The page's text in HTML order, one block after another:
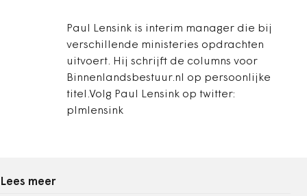
Paul Lensink is interim manager die bij
verschillende ministeries opdrachten
uitvoert. Hij schrijft de columns voor
Binnenlandsbestuur.nl op persoonlijke
titel.Volg Paul Lensink op twitter:
plmlensink
Lees meer